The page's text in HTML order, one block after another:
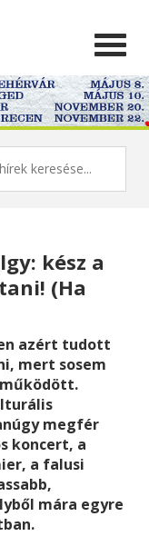
kész a
(Ha
azért tudott
mert sosem
megfér
koncert, a
a falusi
mára egyre